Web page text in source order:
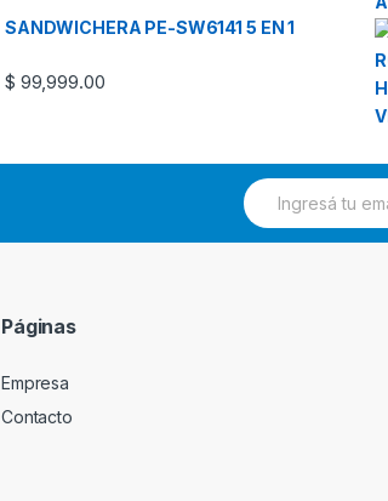
SANDWICHERA PE-SW6141 5 EN 1
$ 99,999.00
E
m
Páginas
Empresa
Contacto